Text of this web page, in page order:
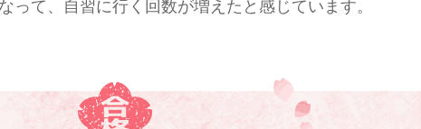
って、自習に行く回数が増えたと感じています。